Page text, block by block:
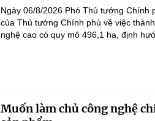
Ngày 06/8/2026 Phó Thủ tướng Chính
của Thủ tướng Chính phủ về việc
nghệ cao có quy mô 496,1 ha, định
Muốn làm chủ công nghệ